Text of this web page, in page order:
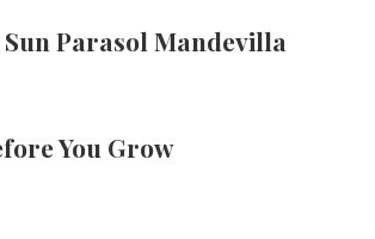
Parasol Mandevilla
You Grow